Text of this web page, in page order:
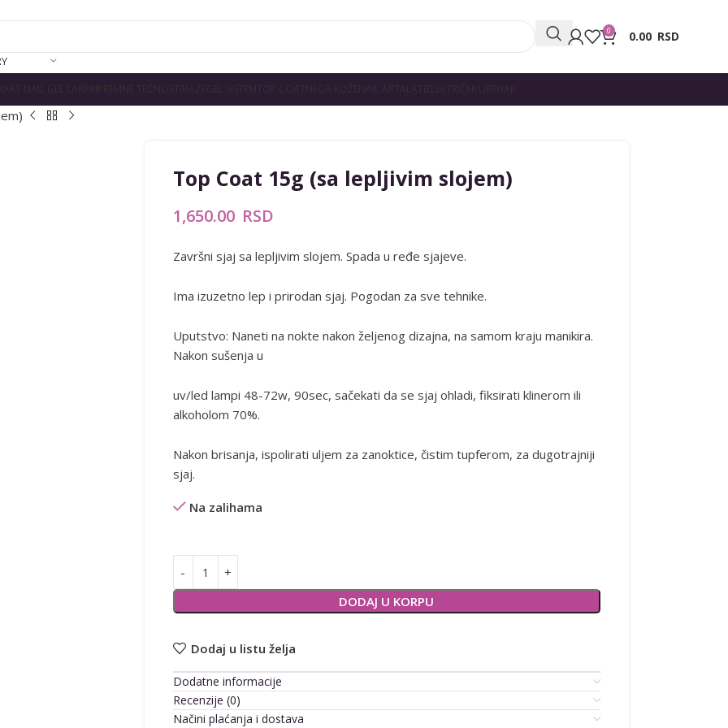
0 0.00 RSD
ART NAIL GEL LAK PRIPREMNE TEČNOSTI BAZE GEL SISTEM NEGA KOŽE NAIL ART ALATI ELEKTRIČNI UREĐAJI
Top Coat 15g (sa lepljivim slojem)
1,650.00 RSD
Završni sjaj sa lepljivim slojem. Spada u ređe sjajeve.
Ima izuzetno lep i prirodan sjaj. Pogodan za sve tehnike.
Uputstvo: Naneti na nokte nakon željenog dizajna, na samom kraju manikira.
Nakon sušenja u
uv/led lampi 48-72w, 90sec, sačekati da se sjaj ohladi, fiksirati klinerom ili
alkoholom 70%.
Nakon brisanja, ispolirati uljem za zanoktice, čistim tupferom, za dugotrajniji
sjaj.
Na zalihama
DODAJ U KORPU
Alternative:
Dodaj u listu želja
Dodatne informacije
Recenzije (0)
Načini plaćanja i dostava